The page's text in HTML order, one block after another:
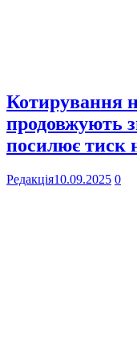
Котирування
продовжують
посилює тиск
Редакція10.09.2025 0